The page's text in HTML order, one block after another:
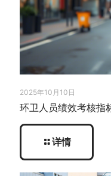
2025年10月10日
环卫人员绩效考核指
详情